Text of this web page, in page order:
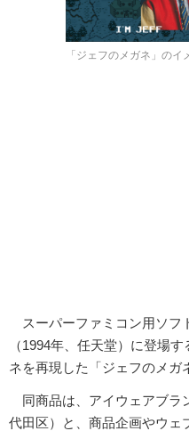
「ジェフのメガネ」の
スーパーファミコン用ソフ
（1994年、任天堂）に登場
ネを再現した「ジェフのメガ
同商品は、アイウェアブラ
代田区）と、商品企画やウェ